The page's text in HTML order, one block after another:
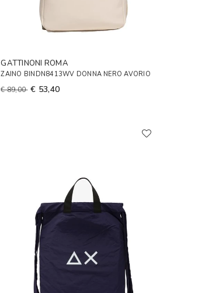
GATTINONI ROMA
ZAINO BINDN8413WV DONNA NERO AVORIO
€ 89,00 € 53,40